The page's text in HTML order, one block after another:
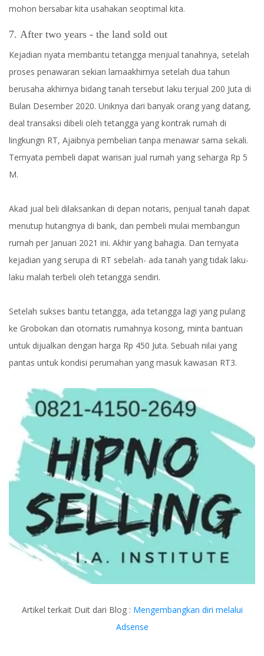
mohon bersabar kita usahakan seoptimal kita.
7. After two years - the land sold out
Kejadian nyata membantu tetangga menjual tanahnya, setelah
proses penawaran sekian lamaakhirnya setelah dua tahun
berusaha akhirnya bidang tanah tersebut laku terjual 200 Juta di
Bulan Desember 2020. Uniknya dari banyak orang yang datang,
deal transaksi dibeli oleh tetangga yang kontrak rumah di
lingkungn RT, Ajaibnya pembelian tanpa menawar sama sekali.
Ternyata pembeli dapat warisan jual rumah yang seharga Rp 5
M.
Akad jual beli dilaksankan di depan notaris, penjual tanah dapat
menutup hutangnya di bank, dan pembeli mulai membangun
rumah per Januari 2021 ini. Akhir yang bahagia. Dan ternyata
kejadian yang serupa di RT sebelah- ada tanah yang tidak laku-
laku malah terbeli oleh tetangga sendiri.
Setelah sukses bantu tetangga, ada tetangga lagi yang pulang
ke Grobokan dan otomatis rumahnya kosong, minta bantuan
untuk dijualkan dengan harga Rp 450 Juta. Sebuah nilai yang
pantas untuk kondisi perumahan yang masuk kawasan RT3.
Artikel terkait Duit dari Blog : Mengembangkan diri melalui
Adsense